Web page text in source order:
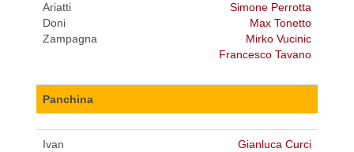
Ariatti
Doni
Zampagna
Simone Perrotta
Max Tonetto
Mirko Vucinic
Francesco Tavano
Panchina
Ivan
Gianluca Curci